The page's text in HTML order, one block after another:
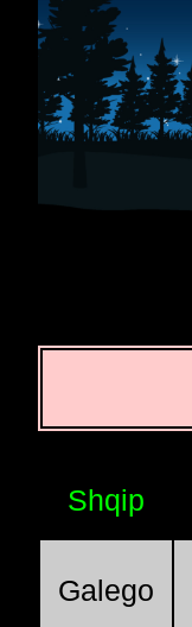
Shqip
Galego